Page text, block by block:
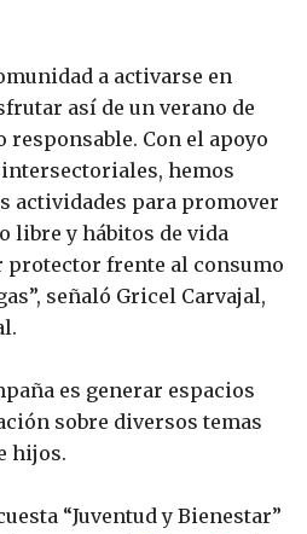
a activarse en
así de un verano de
Con el apoyo
hemos
actividades para promover
libre y hábitos de vida
protector frente al consumo
señaló Gricel Carvajal,
es generar espacios
sobre diversos temas
hijos.
“Juventud y Bienestar”